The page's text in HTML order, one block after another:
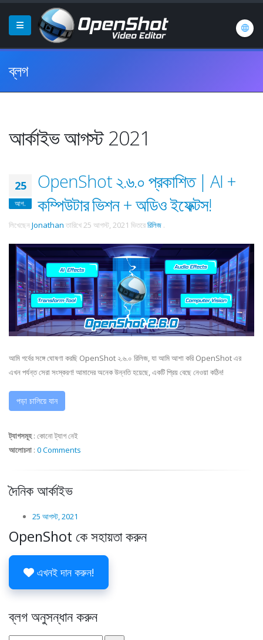
ব্লগ
আর্কাইভ আগস্ট 2021
25
আগ.
OpenShot ২.৬.০ প্রকাশিত | AI +
কম্পিউটার ভিশন + অডিও ইফেক্টস!
লিখেছেন Jonathan তারিখে25 আগস্ট, 2021 ভিতরেরিলিজ .
আমি গর্বের সঙ্গে ঘোষণা করছি OpenShot ২.৬.০ রিলিজ, যা আমি আশা করি OpenShot এর
এখন পর্যন্ত সেরা সংস্করণ! আমাদের অনেক উন্নতি হয়েছে, একটি প্রিয় বেছে নেওয়া কঠিন!
পড়া চালিয়ে যান
ট্যাগসমূহ: কোনো ট্যাগ নেই
আলোচনা : 0 Comments
দৈনিক আর্কাইভ
25 আগস্ট, 2021
OpenShot কে সহায়তা করুন
এখনই দান করুন!
ব্লগ অনুসন্ধান করুন